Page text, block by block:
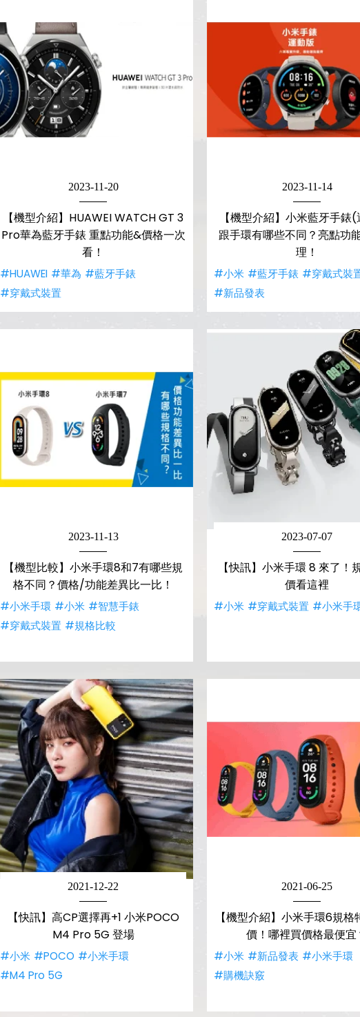
2023-11-20
【機型介紹】HUAWEI WATCH GT 3
Pro華為藍牙手錶 重點功能&價格一次
看！
#HUAWEI #華為 #藍牙手錶
#穿戴式裝置
2023-11-14
【機型介紹】小米藍牙手錶
跟手環有哪些不同？亮點功
理！
#小米 #藍牙手錶 #穿戴式裝
#新品發表
2023-11-13
【機型比較】小米手環8和7有哪些規
格不同？價格/功能差異比一比！
#小米手環 #小米 #智慧手錶
#穿戴式裝置 #規格比較
2023-07-07
【快訊】小米手環 8 來了！
價看這裡
#小米 #穿戴式裝置 #小米手
2021-12-22
【快訊】高CP選擇再+1 小米POCO
M4 Pro 5G 登場
#小米 #POCO #小米手環
#M4 Pro 5G
2021-06-25
【機型介紹】小米手環6規格
價！哪裡買價格最便宜
#小米 #新品發表 #小米手環
#購機訣竅